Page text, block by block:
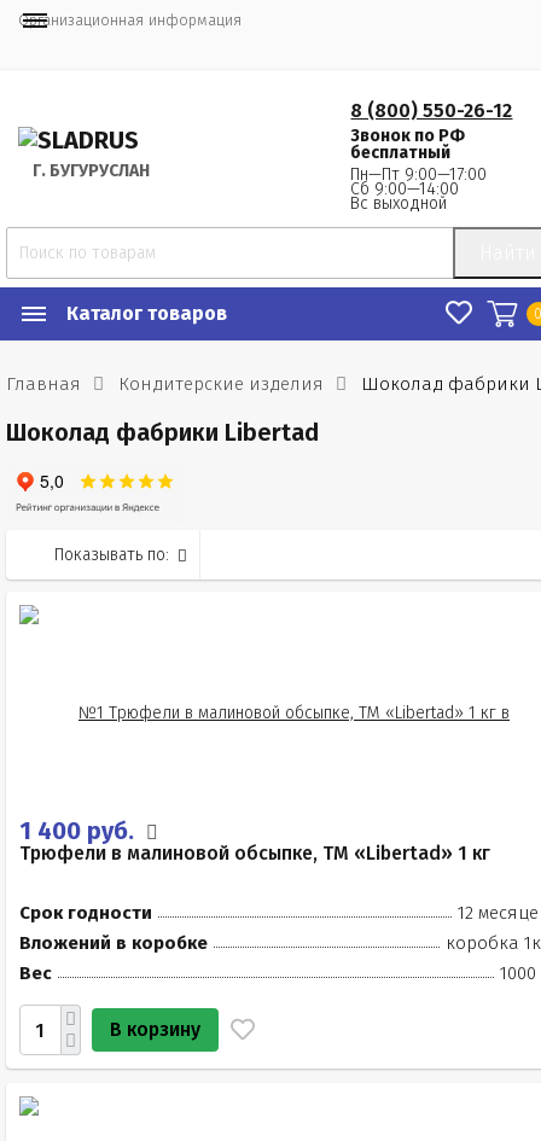
Организационная информация
Г. БУГУРУСЛАН
8 (800) 550-26-12
Звонок по РФ
бесплатный
Пн—Пт 9:00—17:00
Сб 9:00—14:00
Вс выходной
Каталог товаров
Главная Кондитерские изделия Шоколад фабрики
Шоколад фабрики Libertad
Показывать по:
1 400 руб.
Трюфели в малиновой обсыпке, ТМ «Libertad» 1 кг
Срок годности
12
Вложений в коробке
коробка
Вес
1000
В корзину